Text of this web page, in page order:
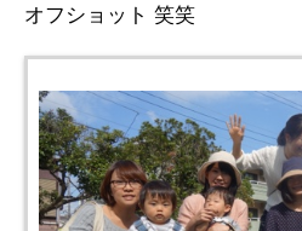
オフショット 笑笑